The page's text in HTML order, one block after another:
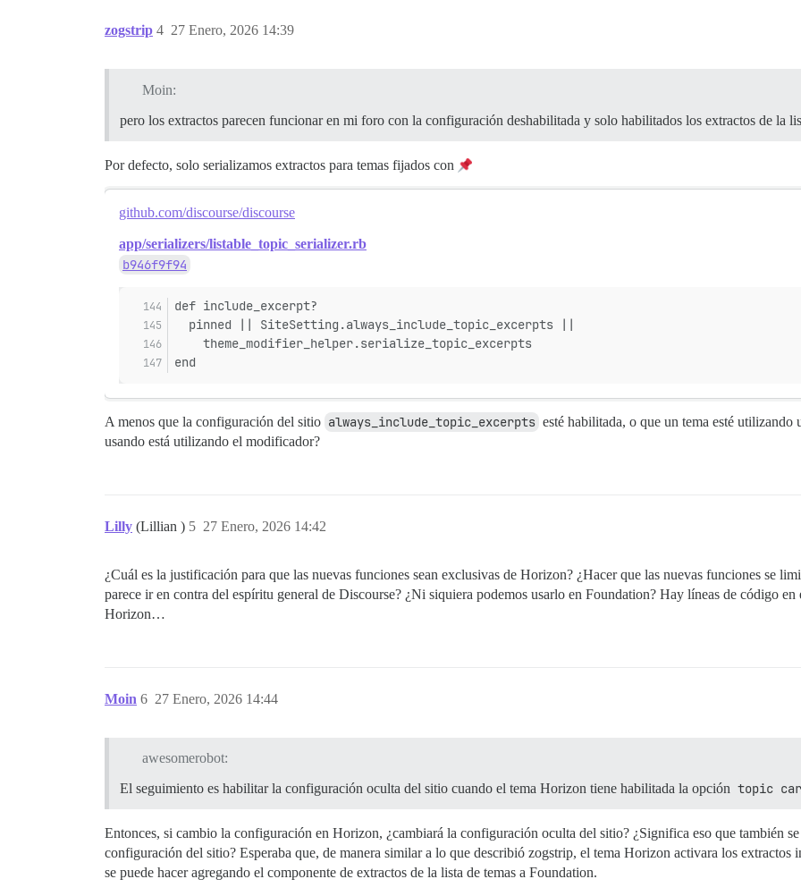
zogstrip 27 Enero, 2026 14:39
4
Moin:
pero los extractos parecen funcionar en mi foro con la configuración deshabilitada y solo habilitados los extractos de la
Por defecto, solo serializamos extractos para temas fijados con
github.com/discourse/discourse
app/serializers/listable_topic_serializer.rb
b946f9f94
def include_excerpt?
  pinned || SiteSetting.always_include_topic_excerpts ||
    theme_modifier_helper.serialize_topic_excerpts
end
A menos que la configuración del sitio always_include_topic_excerpts esté habilitada, o que un tema esté utilizando
usando está utilizando el modificador?
Lilly (Lillian ) 27 Enero, 2026 14:42
5
¿Cuál es la justificación para que las nuevas funciones sean exclusivas de Horizon? ¿Hacer que las nuevas funciones se
parece ir en contra del espíritu general de Discourse? ¿Ni siquiera podemos usarlo en Foundation? Hay líneas de código
Horizon…
Moin 27 Enero, 2026 14:44
6
awesomerobot:
El seguimiento es habilitar la configuración oculta del sitio cuando el tema Horizon tiene habilitada la opción topic
Entonces, si cambio la configuración en Horizon, ¿cambiará la configuración oculta del sitio? ¿Significa eso que también
configuración del sitio? Esperaba que, de manera similar a lo que describió zogstrip, el tema Horizon activara los
se puede hacer agregando el componente de extractos de la lista de temas a Foundation.